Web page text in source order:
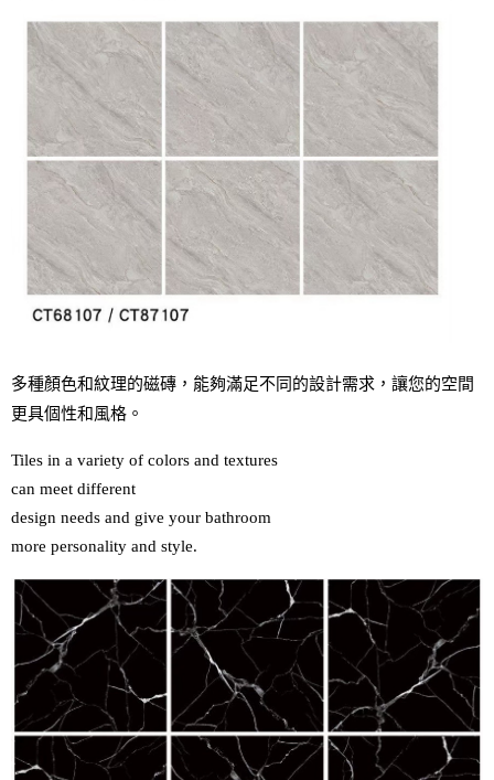
多種顏色和紋理的磁磚，能夠滿足不同的設計需求，讓您的空間
更具個性和風格。
Tiles in a variety of colors and textures
can meet different
design needs and give your bathroom
more personality and style.